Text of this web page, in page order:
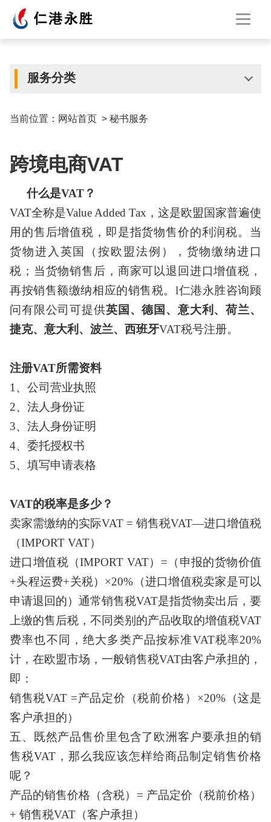
服务分类
当前位置： 网站首页 > 秘书服务
跨境电商VAT
什么是VAT？
VAT全称是Value Added Tax，这是欧盟国家普遍使
用的售后增值税，即是指货物售价的利润税。当
货物进入英国（按欧盟法例），货物缴纳进口
税；当货物销售后，商家可以退回进口增值税，
再按销售额缴纳相应的销售税。l仁港永胜咨询顾
问有限公司可提供英国、德国、意大利、荷兰、
捷克、意大利、波兰、西班牙VAT税号注册。
注册VAT所需资料
1、公司营业执照
2、法人身份证
3、法人身份证明
4、委托授权书
5、填写申请表格
VAT的税率是多少？
卖家需缴纳的实际VAT = 销售税VAT—进口增值税
（IMPORT VAT）
进口增值税（IMPORT VAT）=（申报的货物价值
+头程运费+关税）×20%（进口增值税卖家是可以
申请退回的）通常销售税VAT是指货物卖出后，要
上缴的售后税，不同类别的产品收取的增值税VAT
费率也不同，绝大多类产品按标准VAT税率20%
计，在欧盟市场，一般销售税VAT由客户承担的，
即：
销售税VAT =产品定价（税前价格）×20%（这是
客户承担的）
五、既然产品售价里包含了欧洲客户要承担的销
售税VAT，那么我应该怎样给商品制定销售价格
呢？
产品的销售价格（含税） = 产品定价（税前价格）
+ 销售税VAT（客户承担）